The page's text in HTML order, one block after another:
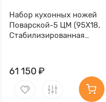
Набор кухонных ножей
Поварской-5 ЦМ (95Х18,
Стабилизированная
61 150 ₽